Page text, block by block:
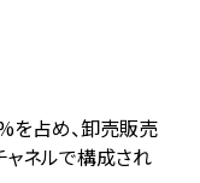
占め、卸売販売
ャネルで構成され